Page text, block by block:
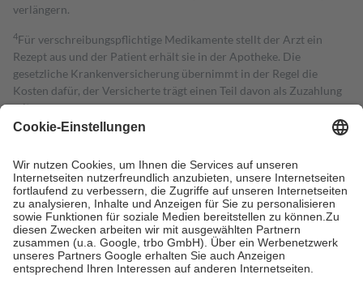
verlängern.
4Für verschreibungspflichtige Medikamente stellt der Arzt ein
Rezept aus und der Patient erhält sie in der Apotheke. Die
gesetzliche Krankenversicherung übernimmt in der Regel die
Kosten dafür, der Versicherte trägt einen Teil davon als Zuzahlung
mit.
Grundsätzlich leisten Mitglieder Zuzahlungen in Höhe von zehn
höchstens zehn Euro.
Es sind jedoch nie mehr als die tatsächlichen
Kosten der Leistung zu entrichten.
Diese Regeln gelten grundsätzlich auch für Online-Apotheken.
Bei Heilmitteln und häuslicher Krankenpflege beträgt die
Zuzahlung zehn Prozent der Kosten sowie zehn Euro je
Verordnung.
Um das Engagement der Versicherten für ihre eigene Gesundheit zu
stärken und die besondere Stellung der Familie zu unterstützen,